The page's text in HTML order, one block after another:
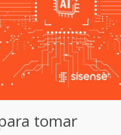
tomar